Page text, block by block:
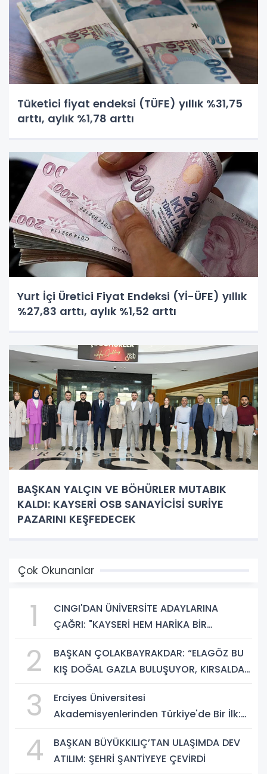
Tüketici fiyat endeksi (TÜFE) yıllık %31,75
arttı, aylık %1,78 arttı
Yurt İçi Üretici Fiyat Endeksi (Yİ-ÜFE) yıllık
%27,83 arttı, aylık %1,52 arttı
BAŞKAN YALÇIN VE BÖHÜRLER MUTABIK
KALDI: KAYSERİ OSB SANAYİCİSİ SURİYE
PAZARINI KEŞFEDECEK
Çok Okunanlar
1
CINGI'DAN ÜNİVERSİTE ADAYLARINA
ÇAĞRI: "KAYSERİ HEM HARİKA BİR
GELECEK SUNUYOR"
2
BAŞKAN ÇOLAKBAYRAKDAR: “ELAGÖZ BU
KIŞ DOĞAL GAZLA BULUŞUYOR, KIRSALDA
3
Erciyes Üniversitesi
Akademisyenlerinden Türkiye'de Bir İlk:
Yapay Zekâ Dönemi
4
BAŞKAN BÜYÜKKILIÇ’TAN ULAŞIMDA DEV
ATILIM: ŞEHRİ ŞANTİYEYE ÇEVİRDİ